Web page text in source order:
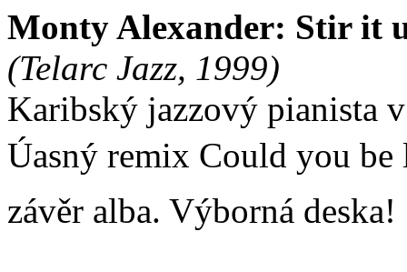
Monty Alexander: Stir it
(Telarc Jazz, 1999)
Karibský jazzový pianista
Úasný remix Could you
závěr alba. Výborná deska!